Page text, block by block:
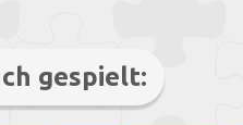
gespielt: